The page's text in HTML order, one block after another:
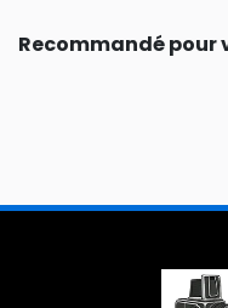
Recommandé pour